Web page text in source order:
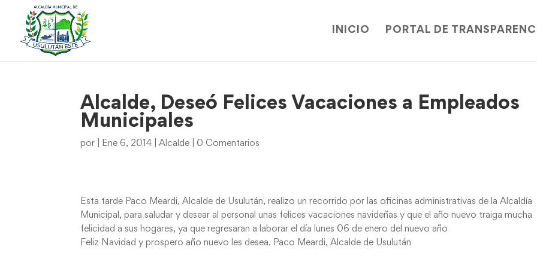
INICIO PORTAL DE
Alcalde, Deseó Felices Vacaciones a Empleados
Municipales
por Ene 6, 2014 |Alcalde 0 Comentarios
Esta tarde Paco Meardi, Alcalde de Usulután, realizo un recorrido por las oficinas administrativas de la Alcaldía
Municipal, para saludar y desear al personal unas felices vacaciones navideñas y que el año nuevo traiga mucha
felicidad a sus hogares, ya que regresaran a laborar el día lunes 06 de enero del nuevo año
Feliz Navidad y prospero año nuevo les desea. Paco Meardi, Alcalde de Usulután